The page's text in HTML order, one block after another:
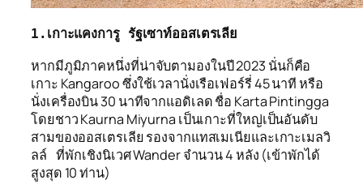
1.เกาะแคงการู รัฐเซาท์ออสเตรเลีย
หากมีภูมิภาคหนึ่งที่น่าจับตามองในปี 2023 นั่นก็คือ
เกาะ Kangaroo ซึ่งใช้เวลานั่งเรือเฟอร์รี่ 45 นาที หรือ
นั่งเครื่องบิน 30 นาทีจากแอดิเลด ชื่อ Karta Pintingga
โดยชาว Kaurna Miyurna เป็นเกาะที่ใหญ่เป็นอันดับ
สามของออสเตรเลีย รองจากแทสเมเนียและเกาะเมลวิ
ลล์ ที่พักเชิงนิเวศ Wander จำนวน 4 หลัง (เข้าพักได้
สูงสุด 10 ท่าน)